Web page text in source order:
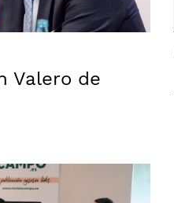
Valero de